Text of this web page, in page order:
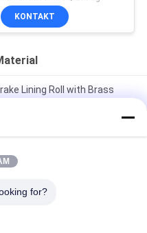
KONTAKT
Lining Roll with Brass
Automobilbremsbeläge
Material OEM
for?